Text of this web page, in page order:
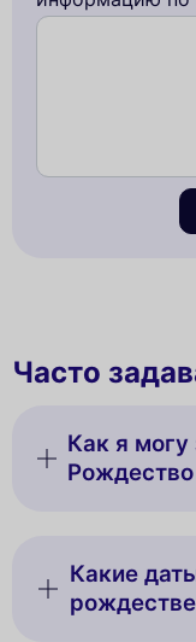
Часто
Как я могу
Какие